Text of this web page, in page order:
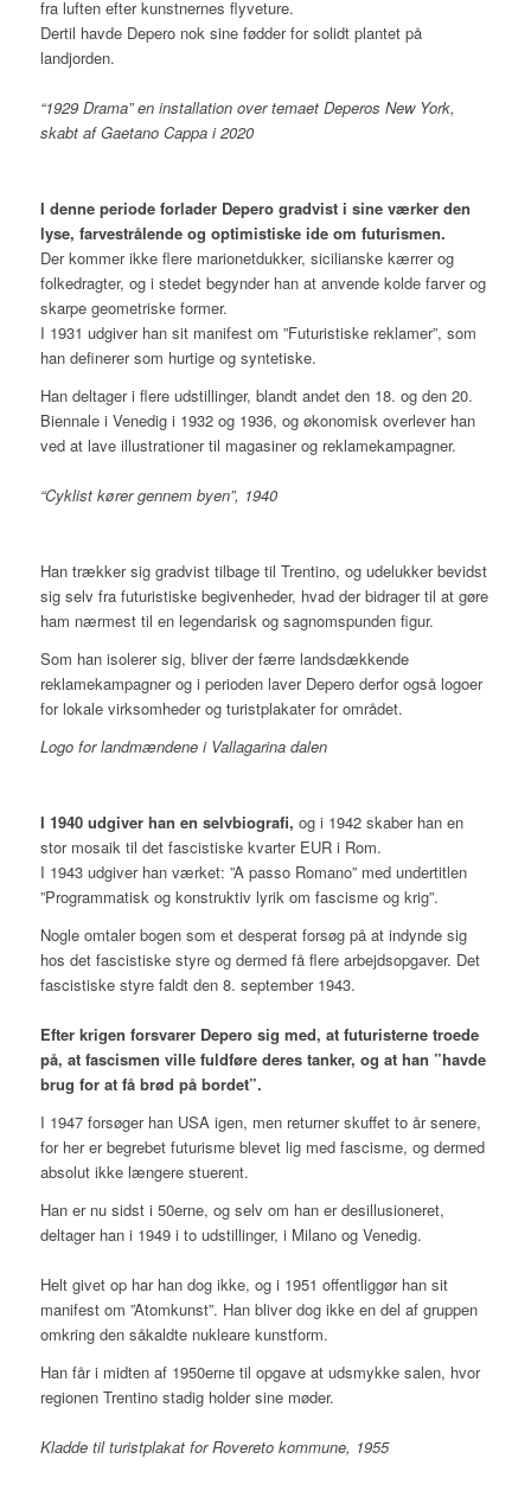
fra luften efter kunstnernes flyveture.
Dertil havde Depero nok sine fødder for solidt plantet på
landjorden.
“1929 Drama” en installation over temaet Deperos New York,
skabt af Gaetano Cappa i 2020
I denne periode forlader Depero gradvist i sine værker den
lyse, farvestrålende og optimistiske ide om futurismen.
Der kommer ikke flere marionetdukker, sicilianske kærrer og
folkedragter, og i stedet begynder han at anvende kolde farver og
skarpe geometriske former.
I 1931 udgiver han sit manifest om ”Futuristiske reklamer”, som
han definerer som hurtige og syntetiske.
Han deltager i flere udstillinger, blandt andet den 18. og den 20.
Biennale i Venedig i 1932 og 1936, og økonomisk overlever han
ved at lave illustrationer til magasiner og reklamekampagner.
“Cyklist kører gennem byen”, 1940
Han trækker sig gradvist tilbage til Trentino, og udelukker bevidst
sig selv fra futuristiske begivenheder, hvad der bidrager til at gøre
ham nærmest til en legendarisk og sagnomspunden figur.
Som han isolerer sig, bliver der færre landsdækkende
reklamekampagner og i perioden laver Depero derfor også logoer
for lokale virksomheder og turistplakater for området.
Logo for landmændene i Vallagarina dalen
I 1940 udgiver han en selvbiografi, og i 1942 skaber han en
stor mosaik til det fascistiske kvarter EUR i Rom.
I 1943 udgiver han værket: ”A passo Romano” med undertitlen
”Programmatisk og konstruktiv lyrik om fascisme og krig”.
Nogle omtaler bogen som et desperat forsøg på at indynde sig
hos det fascistiske styre og dermed få flere arbejdsopgaver. Det
fascistiske styre faldt den 8. september 1943.
Efter krigen forsvarer Depero sig med, at futuristerne troede
på, at fascismen ville fuldføre deres tanker, og at han ”havde
brug for at få brød på bordet”.
I 1947 forsøger han USA igen, men returner skuffet to år senere,
for her er begrebet futurisme blevet lig med fascisme, og dermed
absolut ikke længere stuerent.
Han er nu sidst i 50erne, og selv om han er desillusioneret,
deltager han i 1949 i to udstillinger, i Milano og Venedig.
Helt givet op har han dog ikke, og i 1951 offentliggør han sit
manifest om ”Atomkunst”. Han bliver dog ikke en del af gruppen
omkring den såkaldte nukleare kunstform.
Han får i midten af 1950erne til opgave at udsmykke salen, hvor
regionen Trentino stadig holder sine møder.
Kladde til turistplakat for Rovereto kommune, 1955